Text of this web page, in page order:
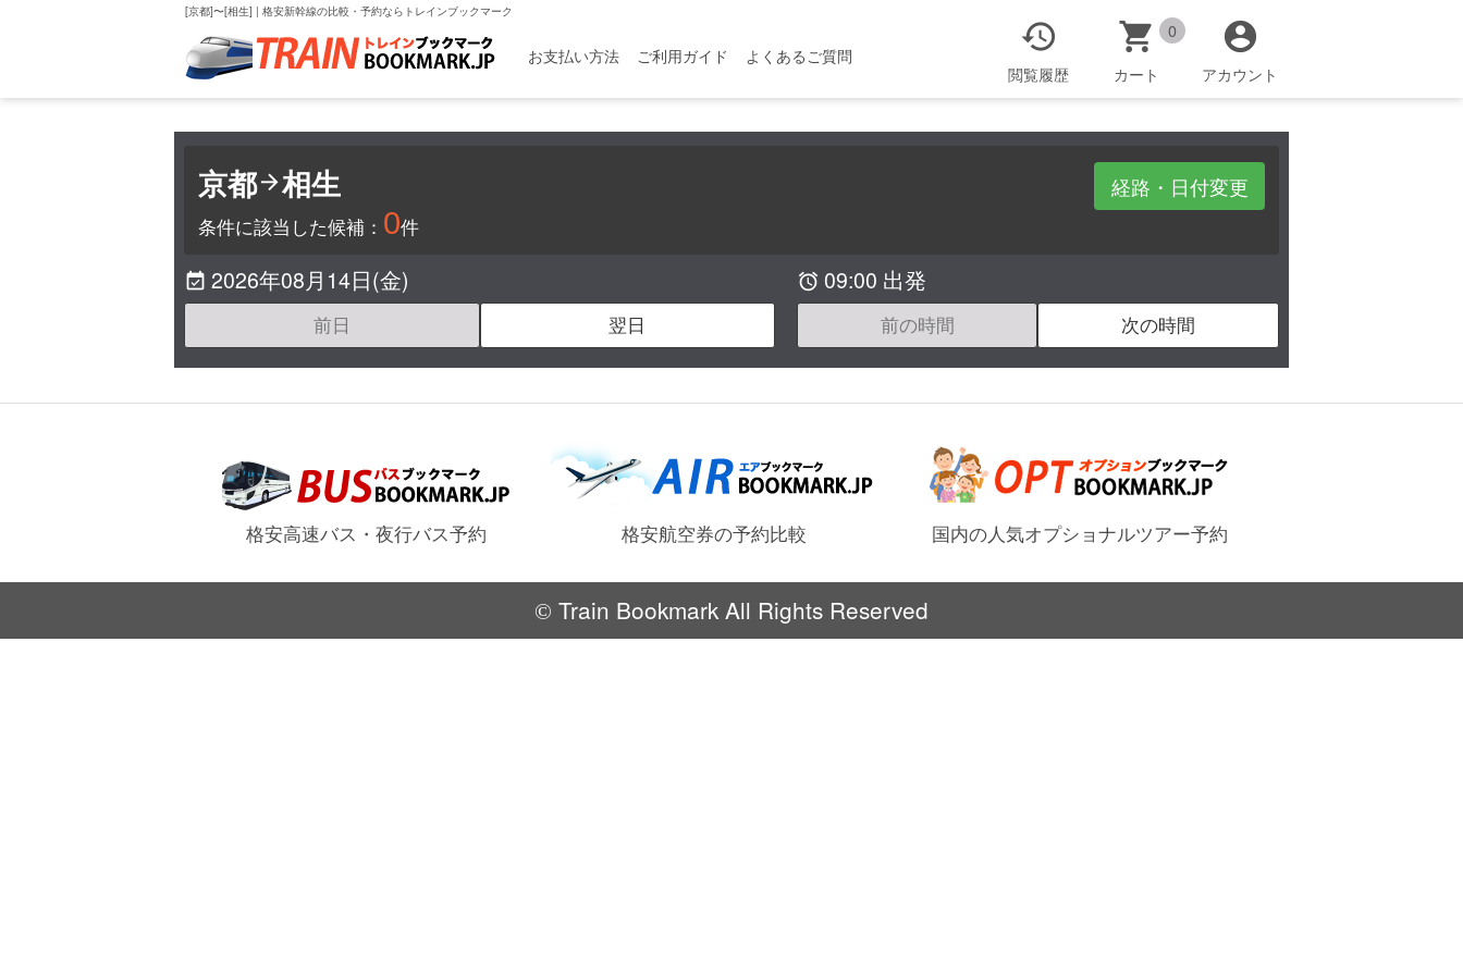
[京都]〜[相生] | 格安新幹線の比較・予約ならトレインブックマーク
お支払い方法 ご利用ガイド よくあるご質問 
閲覧履歴
0

カート

アカウント
経路・日付変更
京都相生
条件に該当した候補： 0件
 2026年08月14日(金)
前日 翌日
 09:00 出発
前の時間 次の時間
格安高速バス・夜行バス予約 格安航空券の予約比較 国内の人気オプショナルツアー予約
© Train Bookmark All Rights Reserved